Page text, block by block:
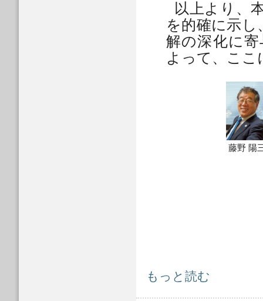
以上より、
を的確に示し
解の深化に
よって、ここ
藤野 陽
令和7年度 出版文化賞授賞作品 につ
もっと読む